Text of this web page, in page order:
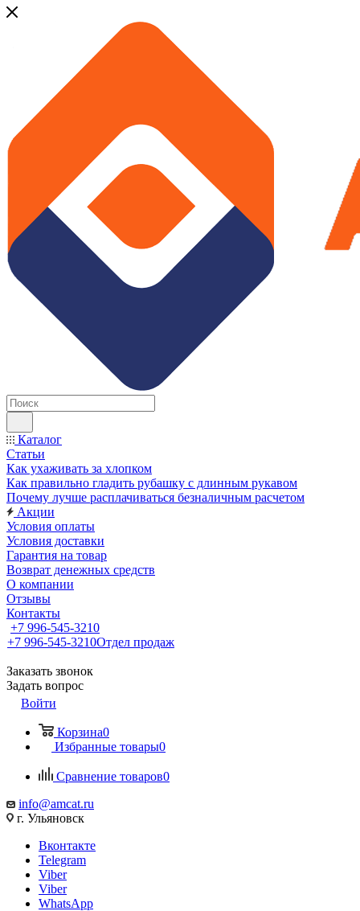
Каталог
Статьи
Как ухаживать за хлопком
Как правильно гладить рубашку с длинным рукавом
Почему лучше расплачиваться безналичным расчетом
Акции
Условия оплаты
Условия доставки
Гарантия на товар
Возврат денежных средств
О компании
Отзывы
Контакты
+7 996-545-3210
+7 996-545-3210Отдел продаж
Заказать звонок
Задать вопрос
Войти
Корзина0
Избранные товары0
Сравнение товаров0
info@amcat.ru
г. Ульяновск
Вконтакте
Telegram
Viber
Viber
WhatsApp